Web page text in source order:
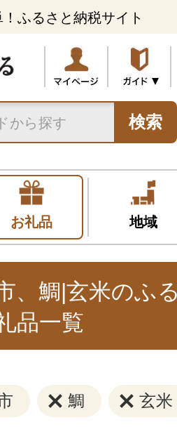
ふるさと納税サイト
検索
お礼品 地域
、鯛|玄米のふ
品一覧
鯛 玄米